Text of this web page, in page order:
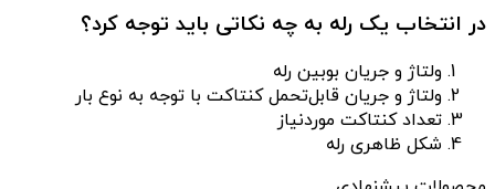
در انتخاب یک رله به چه نکاتی باید توجه کرد؟
ولتاژ و جریان بوبین رله
ولتاژ و جریان قابل‌تحمل کنتاکت با توجه به نوع بار
تعداد کنتاکت موردنیاز
شکل ظاهری رله